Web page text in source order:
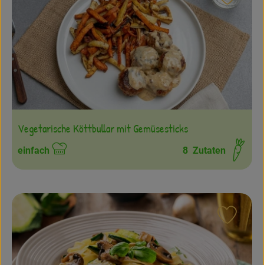
Vegetarische Köttbullar mit Gemüsesticks
Schwierigkeit:
einfach 8 Zutaten